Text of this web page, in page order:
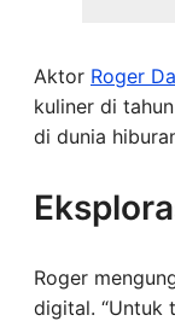
Aktor Roger
kuliner di
di dunia
Roger
digital. “Untuk